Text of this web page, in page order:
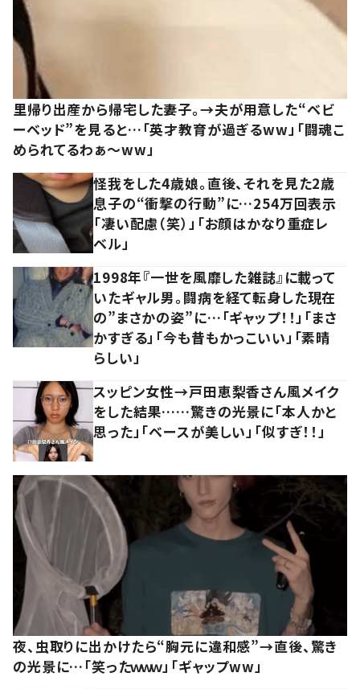
里帰り出産から帰宅した妻子。→夫が用意した“ベビ
ーベッド”を見ると…「英才教育が過ぎるww」「闘魂こ
められてるわぁ～ww」
怪我をした4歳娘。直後、それを見た2歳
息子の“衝撃の行動”に…254万回表示
「凄い配慮（笑）」「お顔はかなり重症レ
ベル」
1998年『一世を風靡した雑誌』に載って
いたギャル男。闘病を経て転身した現在
の”まさかの姿”に…「ギャップ！！」「まさ
かすぎる」「今も昔もかっこいい」「素晴
らしい」
スッピン女性→戸田恵梨香さん風メイク
をした結果……驚きの光景に「本人かと
思った」「ベースが美しい」「似すぎ！！」
夜、虫取りに出かけたら“胸元に違和感”→直後、驚き
の光景に…「笑ったｗｗｗ」「ギャップww」